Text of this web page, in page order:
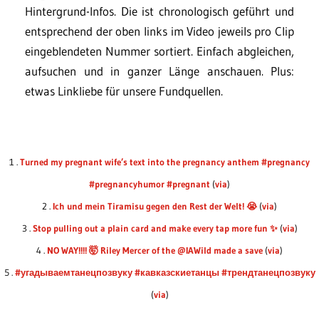
Hintergrund-Infos. Die ist chronologisch geführt und
entsprechend der oben links im Video jeweils pro Clip
eingeblendeten Nummer sortiert. Einfach abgleichen,
aufsuchen und in ganzer Länge anschauen. Plus:
etwas Linkliebe für unsere Fundquellen.
1 .Turned my pregnant wife’s text into the pregnancy anthem #pregnancy
#pregnancyhumor #pregnant (via)
2 .Ich und mein Tiramisu gegen den Rest der Welt! 😭 (via)
3 .Stop pulling out a plain card and make every tap more fun ✨ (via)
4 . NO WAY!!!! 🤯 Riley Mercer of the @IAWild made a save (via)
5 .#угадываемтанецпозвуку #кавказскиетанцы #трендтанецпозвуку
(via)